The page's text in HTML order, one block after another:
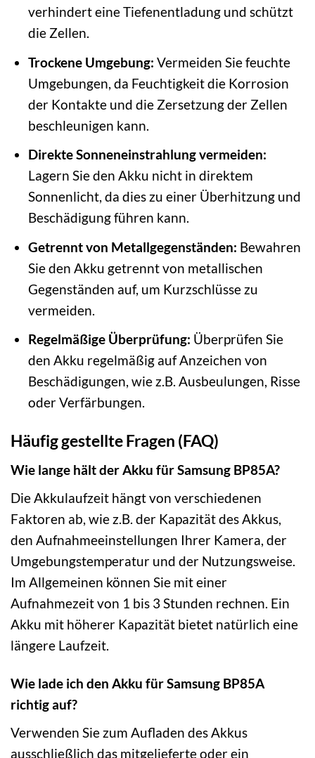
verhindert eine Tiefenentladung und schützt
die Zellen.
Trockene Umgebung: Vermeiden Sie feuchte
Umgebungen, da Feuchtigkeit die Korrosion
der Kontakte und die Zersetzung der Zellen
beschleunigen kann.
Direkte Sonneneinstrahlung vermeiden:
Lagern Sie den Akku nicht in direktem
Sonnenlicht, da dies zu einer Überhitzung und
Beschädigung führen kann.
Getrennt von Metallgegenständen: Bewahren
Sie den Akku getrennt von metallischen
Gegenständen auf, um Kurzschlüsse zu
vermeiden.
Regelmäßige Überprüfung: Überprüfen Sie
den Akku regelmäßig auf Anzeichen von
Beschädigungen, wie z.B. Ausbeulungen, Risse
oder Verfärbungen.
Häufig gestellte Fragen (FAQ)
Wie lange hält der Akku für Samsung BP85A?
Die Akkulaufzeit hängt von verschiedenen
Faktoren ab, wie z.B. der Kapazität des Akkus,
den Aufnahmeeinstellungen Ihrer Kamera, der
Umgebungstemperatur und der Nutzungsweise.
Im Allgemeinen können Sie mit einer
Aufnahmezeit von 1 bis 3 Stunden rechnen. Ein
Akku mit höherer Kapazität bietet natürlich eine
längere Laufzeit.
Wie lade ich den Akku für Samsung BP85A
richtig auf?
Verwenden Sie zum Aufladen des Akkus
ausschließlich das mitgelieferte oder ein